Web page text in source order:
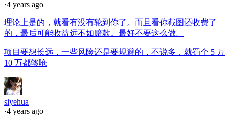
·4 years ago
理论上是的，就看有没有轮到你了。而且看你截图还收费了
的，最后可能收益远不如赔款。最好不要这么做。
项目要想长远，一些风险还是要规避的，不说多，就罚个 5 万
10 万都够呛
siyehua
·4 years ago